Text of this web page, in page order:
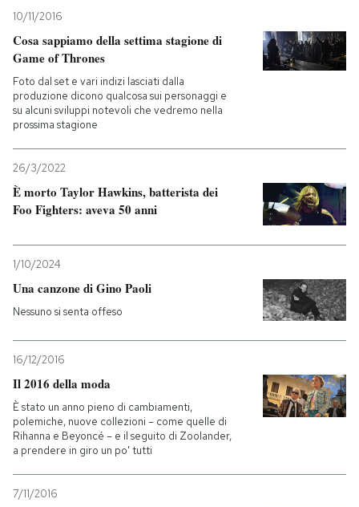
10/11/2016
Cosa sappiamo della settima stagione di
Game of Thrones
Foto dal set e vari indizi lasciati dalla
produzione dicono qualcosa sui personaggi e
su alcuni sviluppi notevoli che vedremo nella
prossima stagione
26/3/2022
È morto Taylor Hawkins, batterista dei
Foo Fighters: aveva 50 anni
1/10/2024
Una canzone di Gino Paoli
Nessuno si senta offeso
16/12/2016
Il 2016 della moda
È stato un anno pieno di cambiamenti,
polemiche, nuove collezioni – come quelle di
Rihanna e Beyoncé – e il seguito di Zoolander,
a prendere in giro un po' tutti
7/11/2016